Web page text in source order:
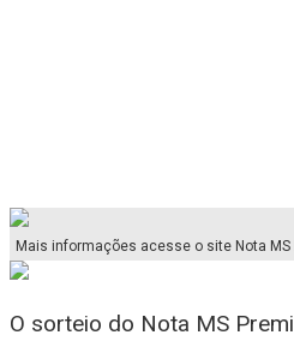
Mais informações acesse o site Nota MS
O sorteio do Nota MS